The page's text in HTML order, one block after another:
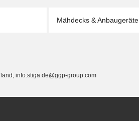
Mähdecks & Anbaugeräte
info.stiga.de@ggp-group.com